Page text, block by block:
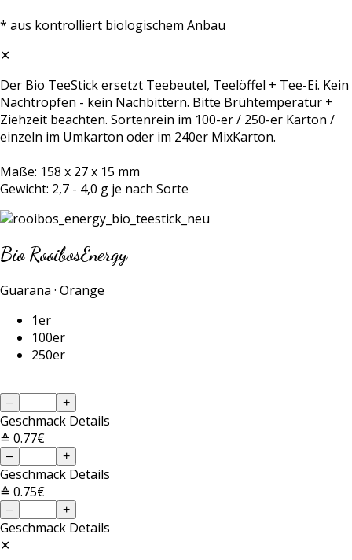
* aus kontrolliert biologischem Anbau
✕
Der Bio TeeStick ersetzt Teebeutel, Teelöffel + Tee-Ei. Kein
Nachtropfen - kein Nachbittern. Bitte Brühtemperatur +
Ziehzeit beachten. Sortenrein im 100-er / 250-er Karton /
einzeln im Umkarton oder im 240er MixKarton.
Maße: 158 x 27 x 15 mm
Gewicht: 2,7 - 4,0 g je nach Sorte
Bio RooibosEnergy
Guarana · Orange
1er
100er
250er
– +
Geschmack Details
≙ 0.77€
– +
Geschmack Details
≙ 0.75€
– +
Geschmack Details
✕